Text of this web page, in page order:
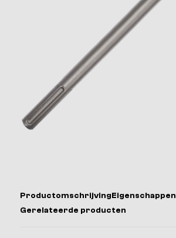
ProductomschrijvingEigenschappen
Gerelateerde producten